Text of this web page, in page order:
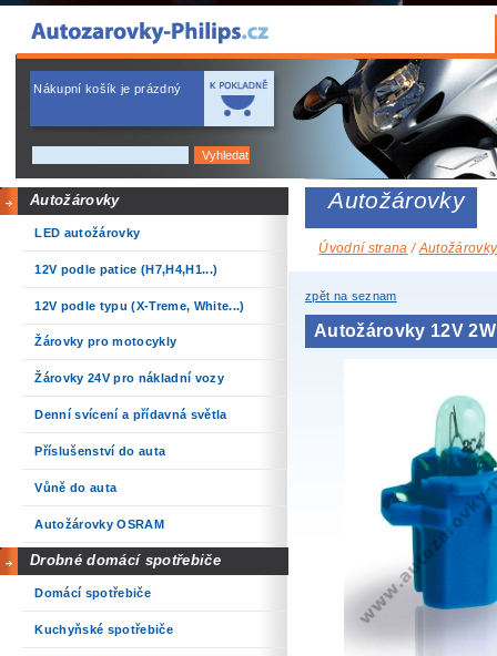
Nákupní košík je prázdný
Autožárovky
LED autožárovky
12V podle patice (H7,H4,H1...)
12V podle typu (X-Treme, White...)
Žárovky pro motocykly
Žárovky 24V pro nákladní vozy
Denní svícení a přídavná světla
Příslušenství do auta
Vůně do auta
Autožárovky OSRAM
Drobné domácí spotřebiče
Domácí spotřebiče
Kuchyňské spotřebiče
Autožárovky
Úvodní strana /Autožárovky
zpět na seznam
Autožárovky 12V